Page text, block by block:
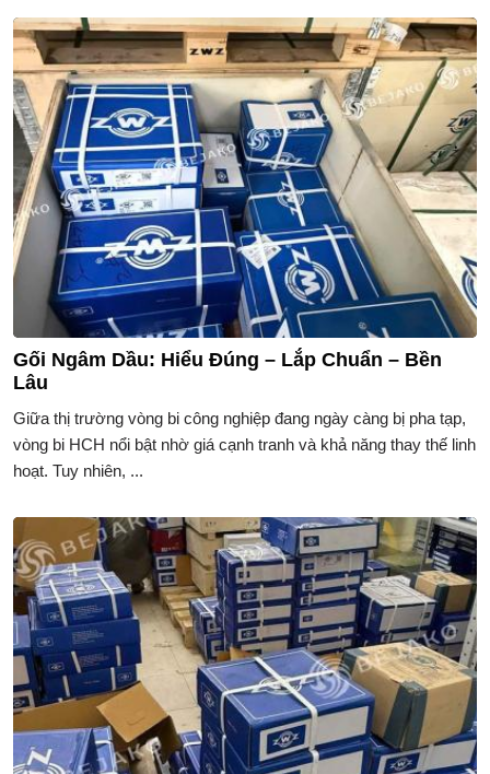
Gối Ngâm Dầu: Hiểu Đúng – Lắp Chuẩn – Bền
Lâu
Giữa thị trường vòng bi công nghiệp đang ngày càng bị pha tạp,
vòng bi HCH nổi bật nhờ giá cạnh tranh và khả năng thay thế linh
hoạt. Tuy nhiên, ...